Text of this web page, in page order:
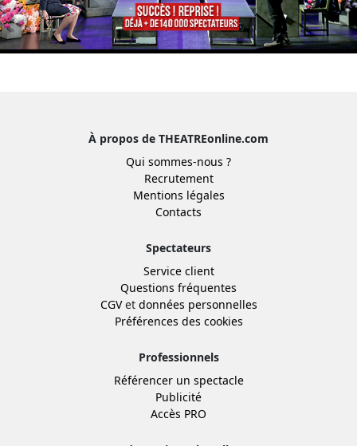
À propos de THEATREonline.com
Qui sommes-nous ?
Recrutement
Mentions légales
Contacts
Spectateurs
Service client
Questions fréquentes
CGVet données personnelles
Préférences des cookies
Professionnels
Référencer un spectacle
Publicité
Accès PRO